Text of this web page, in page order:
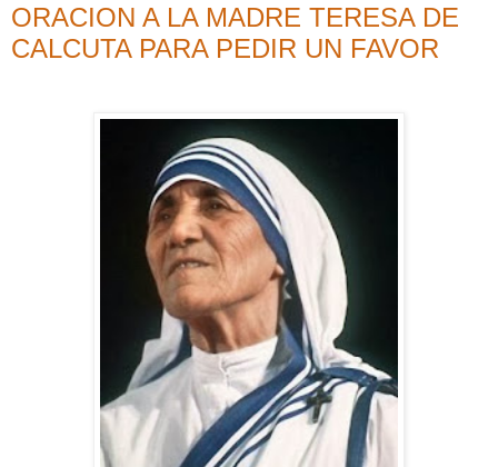
ORACION A LA MADRE TERESA DE
CALCUTA PARA PEDIR UN FAVOR